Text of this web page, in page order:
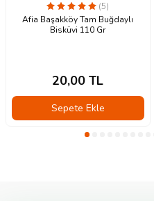
(5)
Afia Başakköy Tam Buğdaylı
Bisküvi 110 Gr
20,00 TL
Sepete Ekle